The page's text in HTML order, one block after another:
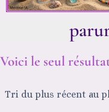
Voici le seul